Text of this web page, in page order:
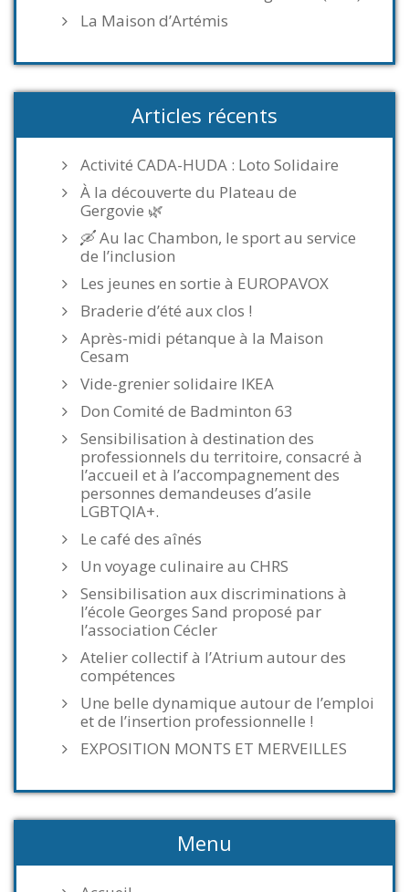
La Maison d’Artémis
Articles récents
Activité CADA-HUDA : Loto Solidaire
À la découverte du Plateau de
Gergovie 🌿
🛶 Au lac Chambon, le sport au service
de l’inclusion
Les jeunes en sortie à EUROPAVOX
Braderie d’été aux clos !
Après-midi pétanque à la Maison
Cesam
Vide-grenier solidaire IKEA
Don Comité de Badminton 63
Sensibilisation à destination des
professionnels du territoire, consacré à
l’accueil et à l’accompagnement des
personnes demandeuses d’asile
LGBTQIA+.
Le café des aînés
Un voyage culinaire au CHRS
Sensibilisation aux discriminations à
l’école Georges Sand proposé par
l’association Cécler
Atelier collectif à l’Atrium autour des
compétences
Une belle dynamique autour de l’emploi
et de l’insertion professionnelle !
EXPOSITION MONTS ET MERVEILLES
Menu